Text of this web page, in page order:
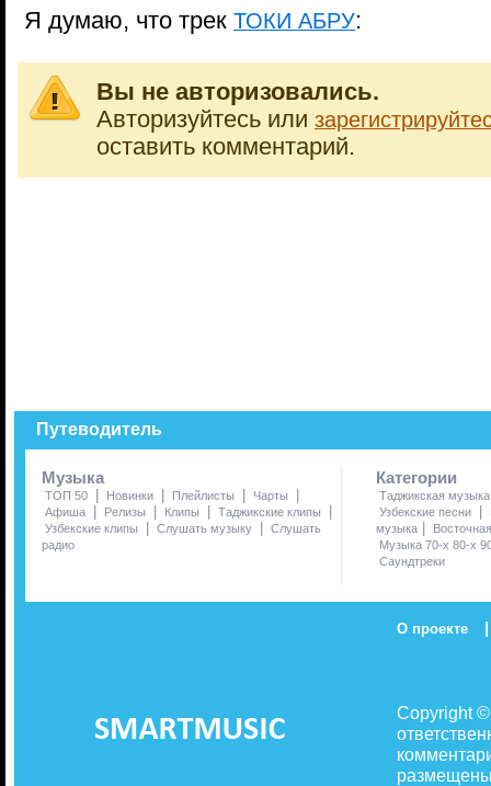
Я думаю, что трек ТОКИ АБРУ:
Вы не авторизовались.
Авторизуйтесь или
оставить комментарий.
Путеводитель
Музыка
ТОП 50 | Новинки | Плейлисты | Чарты |
Афиша | Релизы | Клипы | Таджикские клипы |
Узбекские клипы | Слушать музыку | Слушать
радио
Категории
Таджикская музыка
Узбекские песни
|
музыка |
Музыка 70-х 80-х
Саундтреки
О проекте |
Copyright
размещены